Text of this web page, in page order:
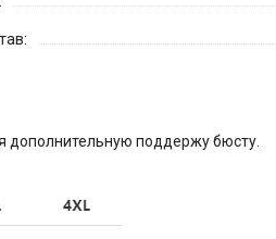
дополнительную поддержу бюсту.